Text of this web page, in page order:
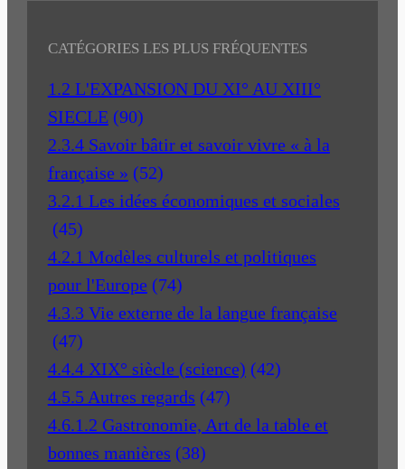
CATÉGORIES LES PLUS FRÉQUENTES
1.2 L'EXPANSION DU XI° AU XIII°
SIECLE (90)
2.3.4 Savoir bâtir et savoir vivre « à la
française » (52)
3.2.1 Les idées économiques et sociales
(45)
4.2.1 Modèles culturels et politiques
pour l'Europe (74)
4.3.3 Vie externe de la langue française
(47)
4.4.4 XIX° siècle (science) (42)
4.5.5 Autres regards (47)
4.6.1.2 Gastronomie, Art de la table et
bonnes manières (38)